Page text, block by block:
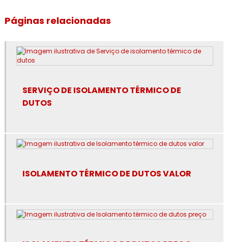
Empresa de isolamento térmico industrial no rj
Empresa de revestimento de lã de rocha
Empresa de revestimento de poliuretano
Empresa de revestimento fibra cerâmica
Especialista em isolamento térmico industrial
Espuma de poliuretano para isolamento
Páginas relacionadas
SERVIÇO DE ISOLAMENTO TÉRMICO DE
DUTOS
ISOLAMENTO TÉRMICO DE DUTOS VALOR